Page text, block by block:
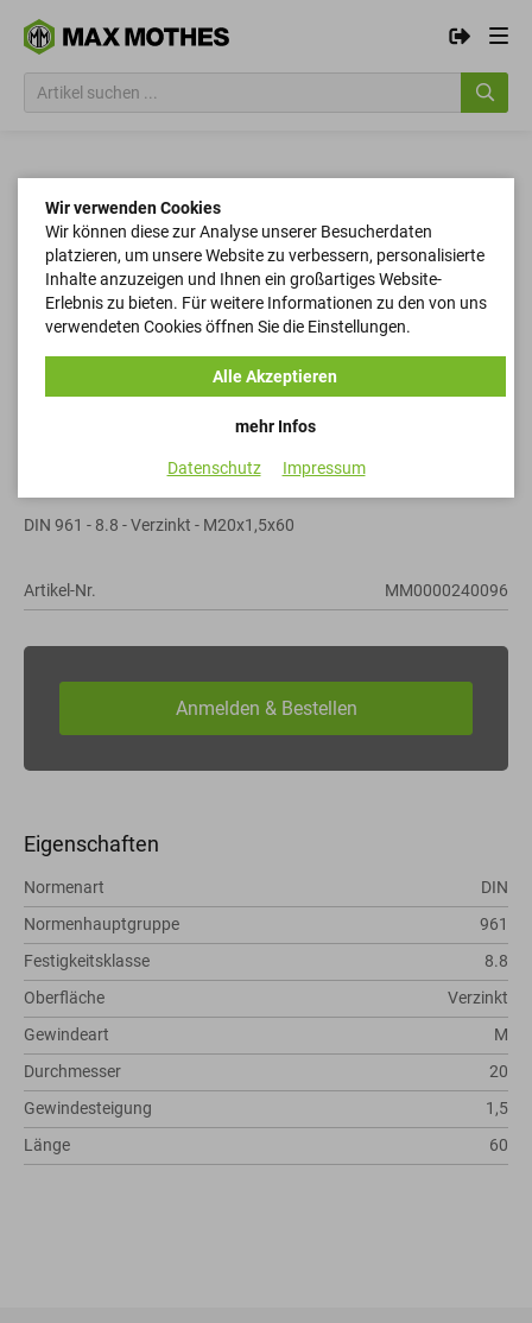
Sechskantschrauben
DIN 961 - 8.8 - Verzinkt - M20x1,5x60
Artikel-Nr. MM0000240096
Eigenschaften
Normenart
DIN
Normenhauptgruppe
961
Festigkeitsklasse
8.8
Oberfläche
Verzinkt
Gewindeart
M
Durchmesser
20
Gewindesteigung
1,5
Länge
60
Wir verwenden Cookies
Wir können diese zur Analyse unserer Besucherdaten
platzieren, um unsere Website zu verbessern, personalisierte
Inhalte anzuzeigen und Ihnen ein großartiges Website-
Erlebnis zu bieten. Für weitere Informationen zu den von uns
verwendeten Cookies öffnen Sie die Einstellungen.
mehr Infos
Alle Akzeptieren
Datenschutz Impressum